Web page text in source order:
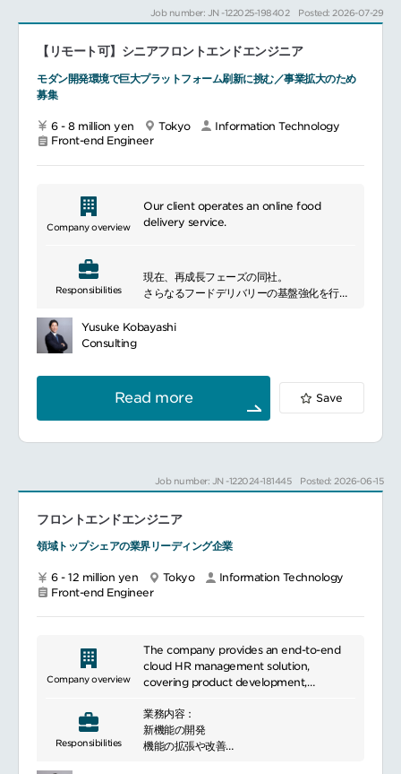
mobile (現状webview 中心)の開発運用
チームで高い生産性を発揮できる開発オペレ
ーション・フローの構築、改善
複数リージョンにわたる開発・デザインチー
ムと協業
Infrastructure & middleware: GCP,
Terraform, Docker, PostgreSQL, Vercel
GitHub Actions, Slack, Notion
開発システムの設計書、関連資料等英語ドキ
海外ユーザーや海外パッケージベンダーと協
ト管理プロセスに基づく依頼・調整・交渉
Job number: JN -122025-198402 Posted: 2026-07-29
【リモート可】シニアフロントエンドエンジニア
モダン開発環境で巨大プラットフォーム刷新に挑む／事業拡大のため
募集
6 - 8 million yen Tokyo
Information Technology
Front-end Engineer
Company overview
Our client operates an online food
delivery service.
Responsibilities
現在、再成長フェーズの同社。
さらなるフードデリバリーの基盤強化を行い
フードデリバリーサービスからライフインフ
プロダクト開発では、積極的な刷新によるシ
ステムの向上、モダン技術への移行を推進し
ています。
ここ数年間で、稼働率99.9%のSLA実現や、
より拡張性の高いシステムへ進化させ、事業
するため
としてご活躍いただける方を募集いたしま
━━━━━━━━━━━━━━━
■ポジションについて
アクティブユーザー数約800万人のデリバリ
務です。
同社サービスのフロントエンド開発を担当い
ただきます。
JavaScriptフレームワークを利用したフロン
トエンド開発
デザインシステムの開発、運用（JavaScript
Yusuke Kobayashi
Consulting
Read more Save
Job number: JN -122024-181445 Posted: 2026-06-15
フロントエンドエンジニア
領域トップシェアの業界リーディング企業
6 - 12 million yen Tokyo
Information Technology
Front-end Engineer
Company overview
The company provides an end-to-end
cloud HR management solution,
covering product development,
support.
Responsibilities
業務内容：
新機能の開発
機能の拡張や改善